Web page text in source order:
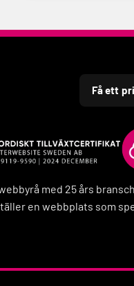
Få ett
med 25 års
en webbplats som